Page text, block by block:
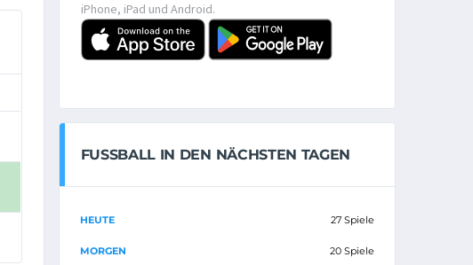
iPhone, iPad und Android.
FUSSBALL IN DEN NÄCHSTEN TAGEN
HEUTE 27 Spiele
MORGEN 20 Spiele